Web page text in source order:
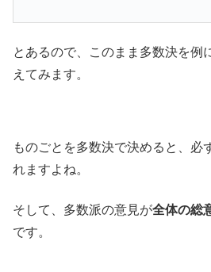
とあるので、このまま多数決を例
えてみます。
ものごとを多数決で決めると、必
れますよね。
そして、多数派の意見が全体の総
です。